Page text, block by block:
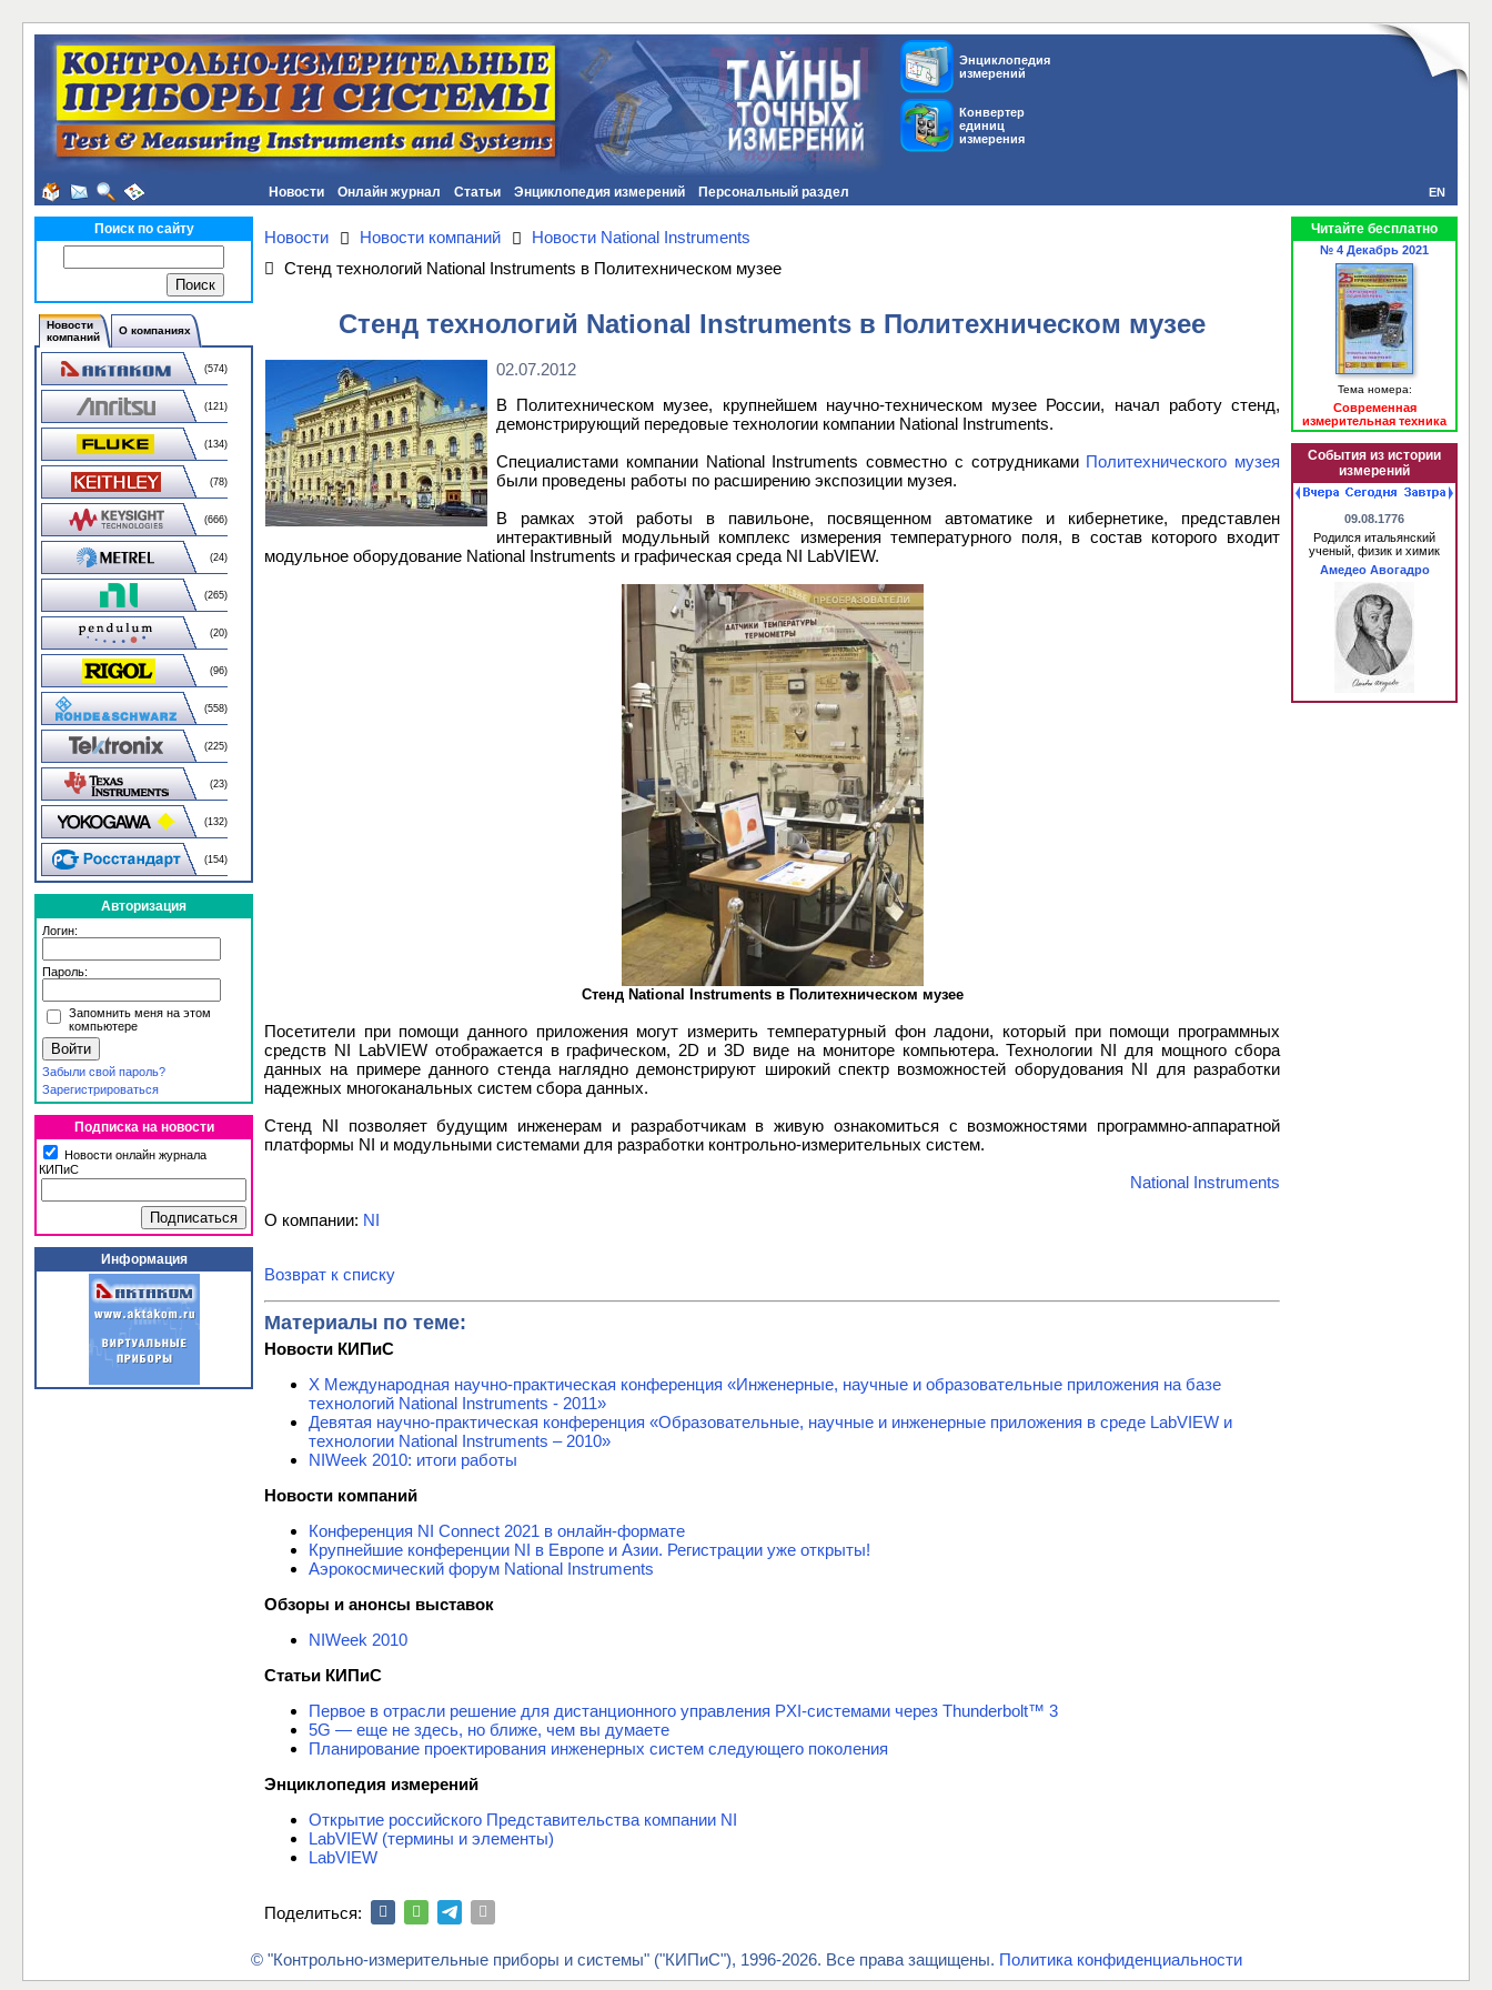
Энциклопедия
измерений
Конвертер
единиц
измерения
Новости Онлайн журнал Статьи Энциклопедия измерений Персональный раздел EN
Поиск по сайту
Новости
компаний
О компаниях
(574)
(121)
(134)
(78)
(666)
(24)
(265)
(20)
(96)
(558)
(225)
(23)
(132)
(154)
Авторизация
Логин:
Пароль:
Запомнить меня на этом
компьютере
Забыли свой пароль?
Зарегистрироваться
Подписка на новости
Новости онлайн журнала
КИПиС
Информация
Новости Новости компаний
Новости National Instruments
Cтенд технологий National Instruments в Политехническом музее
Cтенд технологий National Instruments в Политехническом музее
02.07.2012
В Политехническом музее, крупнейшем научно-техническом музее России, начал работу стенд,
демонстрирующий передовые технологии компании National Instruments.
Специалистами компании National Instruments совместно с сотрудниками Политехнического музея
были проведены работы по расширению экспозиции музея.
В рамках этой работы в павильоне, посвященном автоматике и кибернетике, представлен
интерактивный модульный комплекс измерения температурного поля, в состав которого входит
модульное оборудование National Instruments и графическая среда NI LabVIEW.
Стенд National Instruments в Политехническом музее
Посетители при помощи данного приложения могут измерить температурный фон ладони, который при помощи программных
средств NI LabVIEW отображается в графическом, 2D и 3D виде на мониторе компьютера. Технологии NI для мощного сбора
данных на примере данного стенда наглядно демонстрируют широкий спектр возможностей оборудования NI для разработки
надежных многоканальных систем сбора данных.
Стенд NI позволяет будущим инженерам и разработчикам в живую ознакомиться с возможностями программно-аппаратной
платформы NI и модульными системами для разработки контрольно-измерительных систем.
National Instruments
О компании: NI
Возврат к списку
Материалы по теме:
Новости КИПиС
X Международная научно-практическая конференция «Инженерные, научные и образовательные приложения на базе
технологий National Instruments - 2011»
Девятая научно-практическая конференция «Образовательные, научные и инженерные приложения в среде LabVIEW и
технологии National Instruments – 2010»
NIWeek 2010: итоги работы
Новости компаний
Конференция NI Connect 2021 в онлайн-формате
Крупнейшие конференции NI в Европе и Азии. Регистрации уже открыты!
Аэрокосмический форум National Instruments
Обзоры и анонсы выставок
NIWeek 2010
Статьи КИПиС
Первое в отрасли решение для дистанционного управления PXI-системами через Thunderbolt™ 3
5G — еще не здесь, но ближе, чем вы думаете
Планирование проектирования инженерных систем следующего поколения
Энциклопедия измерений
Открытие российского Представительства компании NI
LabVIEW (термины и элементы)
LabVIEW
Поделиться:
Читайте бесплатно
№ 4 Декабрь 2021
Тема номера:
Современная
измерительная техника
События из истории
измерений
09.08.1776
Родился итальянский
ученый, физик и химик
Амедео Авогадро
© "Контрольно-измерительные приборы и системы" ("КИПиС"), 1996-2026. Все права защищены. Политика конфиденциальности